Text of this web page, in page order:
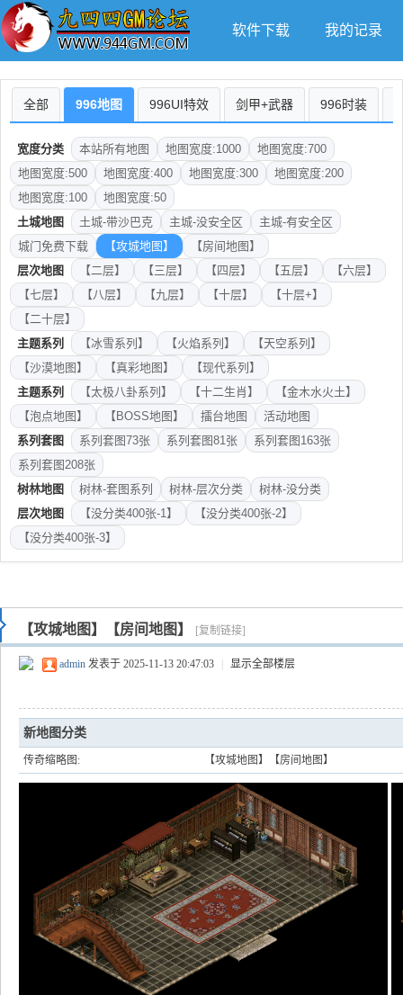
软件下载 我的记录
全部 996地图 996UI特效 剑甲+武器 996时装
宽度分类 本站所有地图 地图宽度:1000
地图宽度:700
地图宽度:500
地图宽度:400 地图宽度:300
地图宽度:200
地图宽度:100
地图宽度:50
土城地图
土城-带沙巴克 主城-没安全区
主城-有安全区
城门免费下载
【攻城地图】
【房间地图】
层次地图
【二层】 【三层】 【四层】 【五层】
【六层】
【七层】
【八层】 【九层】 【十层】
【十层+】
【二十层】
主题系列
【冰雪系列】 【火焰系列】
【天空系列】
【沙漠地图】
【真彩地图】
【现代系列】
主题系列
【太极八卦系列】 【十二生肖】
【金木水火土】
【泡点地图】
【BOSS地图】 擂台地图
活动地图
系列套图
系列套图73张 系列套图81张
系列套图163张
系列套图208张
树林地图
树林-套图系列 树林-层次分类
树林-没分类
层次地图
【没分类400张-1】
【没分类400张-2】
【没分类400张-3】
【攻城地图】【房间地图】 [复制链接]
admin 发表于 2025-11-13 20:47:03 显示全部楼层
新地图分类
传奇缩略图: 【攻城地图】【房间地图】